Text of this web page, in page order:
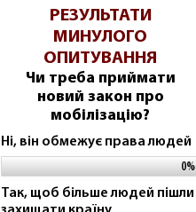
РЕЗУЛЬТАТИ
МИНУЛОГО
ОПИТУВАННЯ
Чи треба приймати
новий закон про
мобілізацію?
Ні, він обмежує права людей
0%
Так, щоб більше людей пішли